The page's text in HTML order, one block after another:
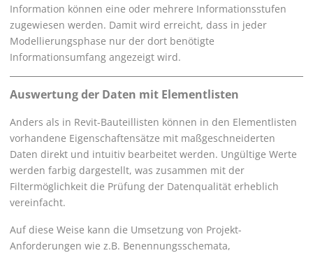
Information können eine oder mehrere Informationsstufen
zugewiesen werden. Damit wird erreicht, dass in jeder
Modellierungsphase nur der dort benötigte
Informationsumfang angezeigt wird.
Auswertung der Daten mit Elementlisten
Anders als in Revit-Bauteillisten können in den Elementlisten
vorhandene Eigenschaftensätze mit maßgeschneiderten
Daten direkt und intuitiv bearbeitet werden. Ungültige Werte
werden farbig dargestellt, was zusammen mit der
Filtermöglichkeit die Prüfung der Datenqualität erheblich
vereinfacht.
Auf diese Weise kann die Umsetzung von Projekt-
Anforderungen wie z.B. Benennungsschemata,